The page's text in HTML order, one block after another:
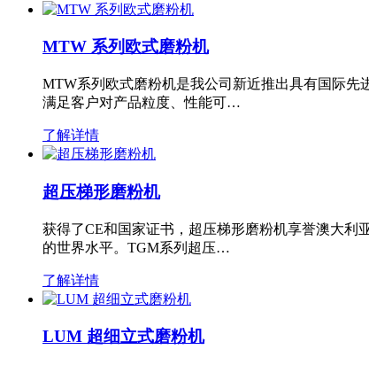
MTW 系列欧式磨粉机
MTW系列欧式磨粉机是我公司新近推出具有国际
满足客户对产品粒度、性能可…
了解详情
超压梯形磨粉机
获得了CE和国家证书，超压梯形磨粉机享誉澳大
的世界水平。TGM系列超压…
了解详情
LUM 超细立式磨粉机